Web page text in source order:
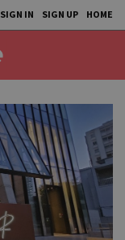
SIGN IN SIGN UP HOME